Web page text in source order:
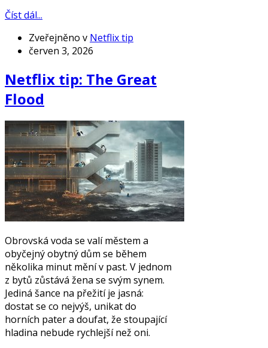
Číst dál...
Zveřejněno v Netflix tip
červen 3, 2026
Netflix tip: The Great
Flood
Obrovská voda se valí městem a
obyčejný obytný dům se během
několika minut mění v past. V jednom
z bytů zůstává žena se svým synem.
Jediná šance na přežití je jasná:
dostat se co nejvýš, unikat do
horních pater a doufat, že stoupající
hladina nebude rychlejší než oni.